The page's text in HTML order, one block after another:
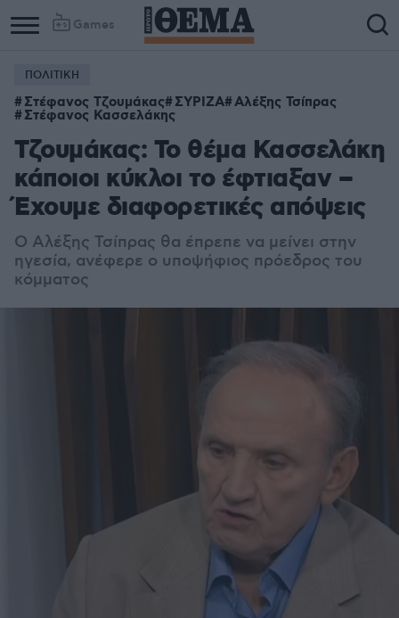
Games
ΠΟΛΙΤΙΚΗ
Στέφανος Τζουμάκας ΣΥΡΙΖΑ Αλέξης Τσίπρας
Στέφανος Κασσελάκης
Τζουμάκας: Το θέμα Κασσελάκη
κάποιοι κύκλοι το έφτιαξαν –
Έχουμε διαφορετικές απόψεις
Ο Αλέξης Τσίπρας θα έπρεπε να μείνει στην
ηγεσία, ανέφερε ο υποψήφιος πρόεδρος του
κόμματος